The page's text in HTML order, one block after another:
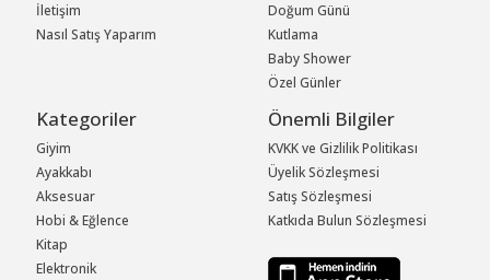
İletişim
Nasıl Satış Yaparım
Doğum Günü
Kutlama
Baby Shower
Özel Günler
Kategoriler
Giyim
Ayakkabı
Aksesuar
Hobi & Eğlence
Kitap
Elektronik
Önemli Bilgiler
KVKK ve Gizlilik Politikası
Üyelik Sözleşmesi
Satış Sözleşmesi
Katkıda Bulun Sözleşmesi